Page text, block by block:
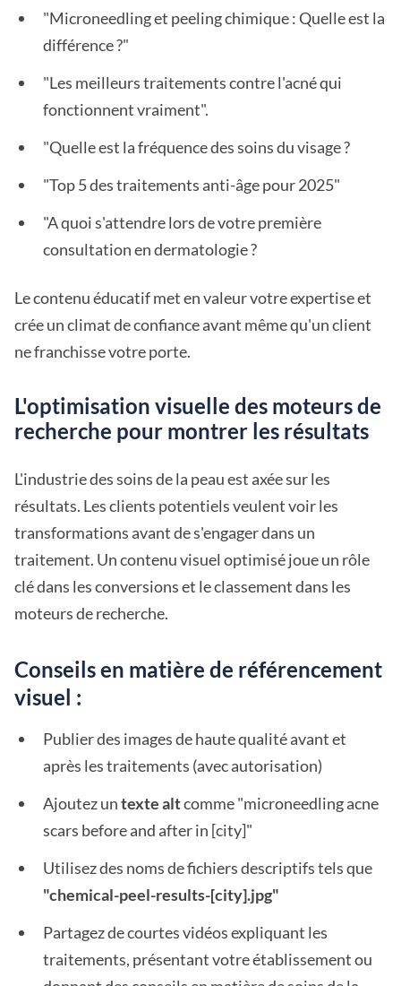
"Microneedling et peeling chimique : Quelle est la
différence ?"
"Les meilleurs traitements contre l'acné qui
fonctionnent vraiment".
"Quelle est la fréquence des soins du visage ?
"Top 5 des traitements anti-âge pour 2025"
"A quoi s'attendre lors de votre première
consultation en dermatologie ?
Le contenu éducatif met en valeur votre expertise et
crée un climat de confiance avant même qu'un client
ne franchisse votre porte.
L'optimisation visuelle des moteurs de
recherche pour montrer les résultats
L'industrie des soins de la peau est axée sur les
résultats. Les clients potentiels veulent voir les
transformations avant de s'engager dans un
traitement. Un contenu visuel optimisé joue un rôle
clé dans les conversions et le classement dans les
moteurs de recherche.
Conseils en matière de référencement
visuel :
Publier des images de haute qualité avant et
après les traitements (avec autorisation)
Ajoutez untexte altcomme "microneedling acne
scars before and after in [city]"
Utilisez des noms de fichiers descriptifs tels que
"chemical-peel-results-[city].jpg"
Partagez de courtes vidéos expliquant les
traitements, présentant votre établissement ou